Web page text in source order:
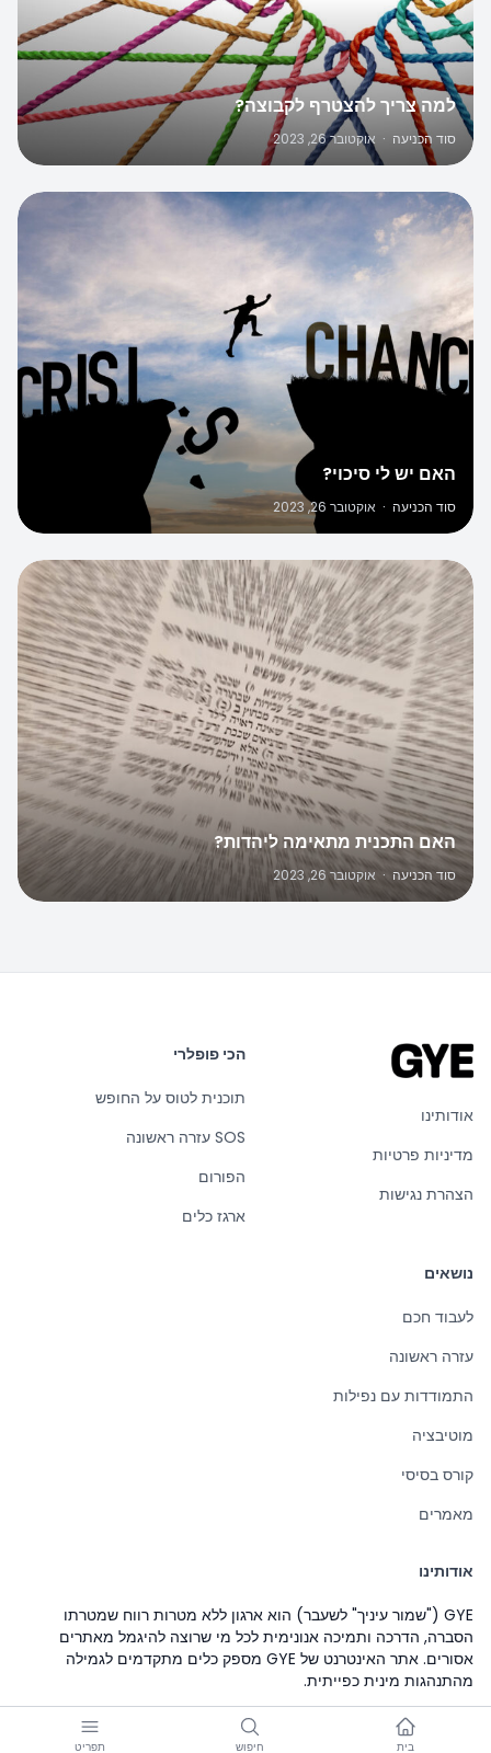
בית חיפוש תפריט
למה צריך להצטרף לקבוצה?
סוד הכניעה · אוקטובר 26, 2023
האם יש לי סיכוי?
סוד הכניעה · אוקטובר 26, 2023
האם התכנית מתאימה ליהדות?
סוד הכניעה · אוקטובר 26, 2023
אודותינו
מדיניות פרטיות
הצהרת נגישות
הכי פופלרי
תוכנית לטוס על החופש
SOS עזרה ראשונה
הפורום
ארגז כלים
נושאים
לעבוד חכם
עזרה ראשונה
התמודדות עם נפילות
מוטיבציה
קורס בסיסי
מאמרים
אודותינו
GYE ("שמור עיניך" לשעבר) הוא ארגון ללא מטרות רווח שמטרתו
הסברה, הדרכה ותמיכה אנונימית לכל מי שרוצה להיגמל מאתרים
אסורים. אתר האינטרנט של GYE מספק כלים מתקדמים לגמילה
מהתנהגות מינית כפייתית.